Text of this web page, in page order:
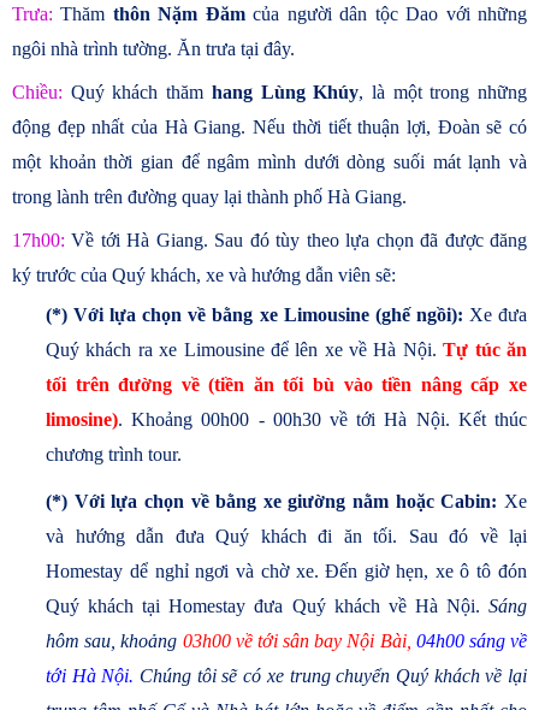
Trưa: Thăm thôn Nặm Đămcủa người dân tộc Dao với những
ngôi nhà trình tường. Ăn trưa tại đây.
Chiều: Quý khách thăm hang Lùng Khúy, là một trong những
động đẹp nhất của Hà Giang. Nếu thời tiết thuận lợi, Đoàn sẽ có
một khoản thời gian để ngâm mình dưới dòng suối mát lạnh và
trong lành trên đường quay lại thành phố Hà Giang.
17h00: Về tới Hà Giang. Sau đó tùy theo lựa chọn đã được đăng
ký trước của Quý khách, xe và hướng dẫn viên sẽ:
(*) Với lựa chọn về bằng xe Limousine (ghế ngồi): Xe đưa
Quý khách ra xe Limousine để lên xe về Hà Nội.Tự túc ăn
tối trên đường về (tiền ăn tối bù vào tiền nâng cấp xe
limosine). Khoảng 00h00 - 00h30 về tới Hà Nội. Kết thúc
chương trình tour.
(*) Với lựa chọn về bằng xe giường nằm hoặc Cabin: Xe
và hướng dẫn đưa Quý khách đi ăn tối. Sau đó về lại
Homestay dể nghỉ ngơi và chờ xe. Đến giờ hẹn, xe ô tô đón
Quý khách tại Homestay đưa Quý khách về Hà Nội. Sáng
hôm sau, khoảng 03h00 về tới sân bay Nội Bài, 04h00 sáng về
tới Hà Nội. Chúng tôi sẽ có xe trung chuyển Quý khách về lại